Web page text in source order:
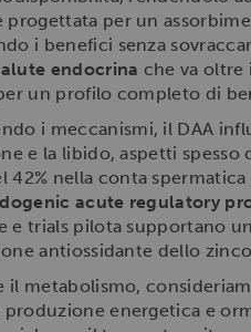
progettata per un
i benefici senza
endocrina che va oltre
un profilo completo di
i meccanismi, il DAA
e la libido, aspetti
42% nella conta
acute regulatory
e trials pilota supportano
antiossidante dello
il metabolismo,
produzione energetica e